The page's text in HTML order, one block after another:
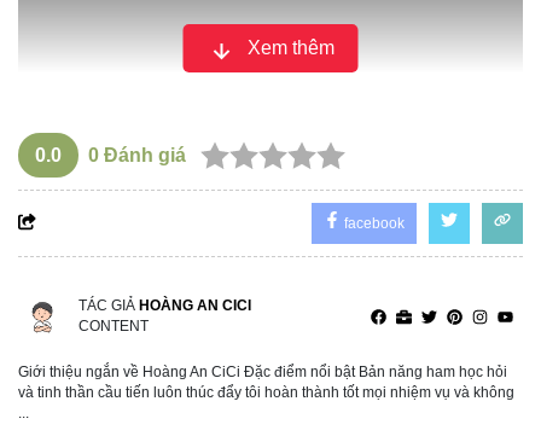
Xem thêm
0.0 0 Đánh giá
facebook
TÁC GIẢ HOÀNG AN CICI
CONTENT
Giới thiệu ngắn về Hoàng An CiCi Đặc điểm nổi bật Bản năng ham học hỏi
và tinh thần cầu tiến luôn thúc đẩy tôi hoàn thành tốt mọi nhiệm vụ và không
...